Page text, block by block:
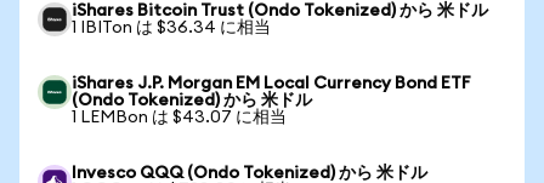
iShares Bitcoin Trust (Ondo Tokenized) から 米ドル
1 IBITon は $36.34 に相当
iShares J.P. Morgan EM Local Currency Bond ETF
(Ondo Tokenized) から 米ドル
1 LEMBon は $43.07 に相当
Invesco QQQ (Ondo Tokenized) から 米ドル